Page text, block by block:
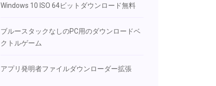
Windows 10 ISO 64ビットダウンロード無料
ブルースタックなしのPC用のダウンロードベ
クトルゲーム
アプリ発明者ファイルダウンローダー拡張